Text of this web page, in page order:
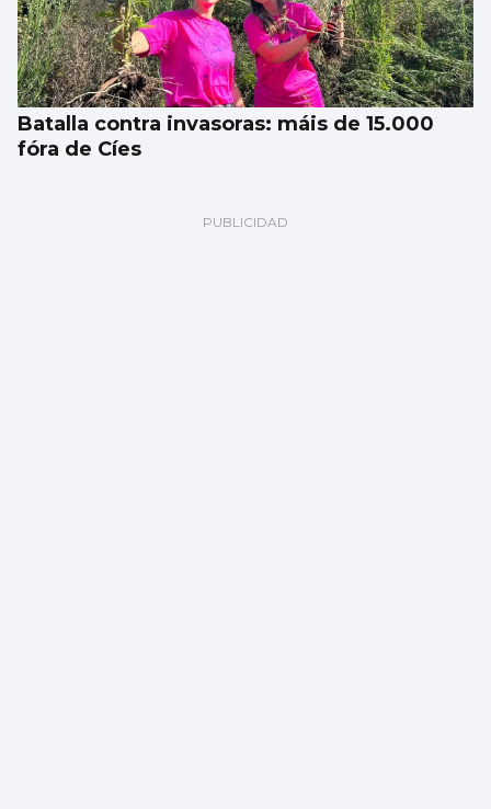
Batalla contra invasoras: máis de 15.000
fóra de Cíes